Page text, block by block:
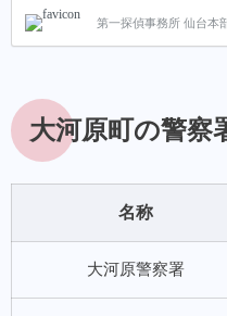
か下記アドレスまでご連絡いただ
E-mail:daiichi.tantei@gmail.com プ
注意を払っています。■ 個人情報
バシー尊重の観点から、個人情報
情報であると認識し、ご利用のお
第一探偵事務所 仙台本
大河原町の警察
名称
大河原警察署